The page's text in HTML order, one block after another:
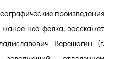
произведения
нео-фолка, расскажет
Верещагин (г.